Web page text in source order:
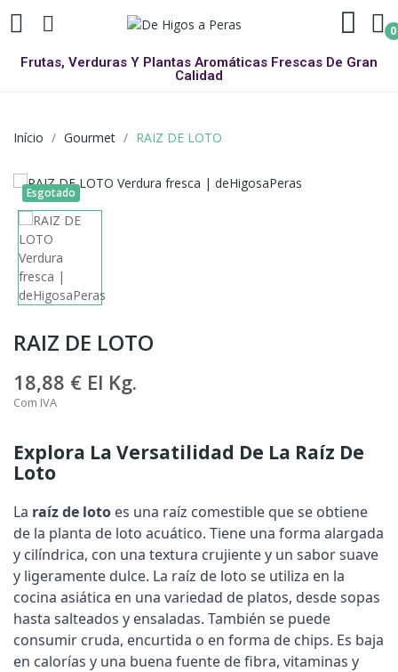
0
Frutas, Verduras Y Plantas Aromáticas Frescas De Gran
Calidad
Início Gourmet RAIZ DE LOTO
Esgotado
RAIZ DE LOTO
18,88 € El Kg.
Com IVA
Explora La Versatilidad De La Raíz De
Loto
La raíz de loto es una raíz comestible que se obtiene
de la planta de loto acuático. Tiene una forma alargada
y cilíndrica, con una textura crujiente y un sabor suave
y ligeramente dulce. La raíz de loto se utiliza en la
cocina asiática en una variedad de platos, desde sopas
hasta salteados y ensaladas. También se puede
consumir cruda, encurtida o en forma de chips. Es baja
en calorías y una buena fuente de fibra, vitaminas y